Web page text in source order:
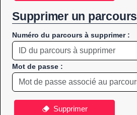
Supprimer un parcours
Numéro du parcours à supprimer :
Mot de passe :
Supprimer